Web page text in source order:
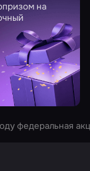
на
федеральная